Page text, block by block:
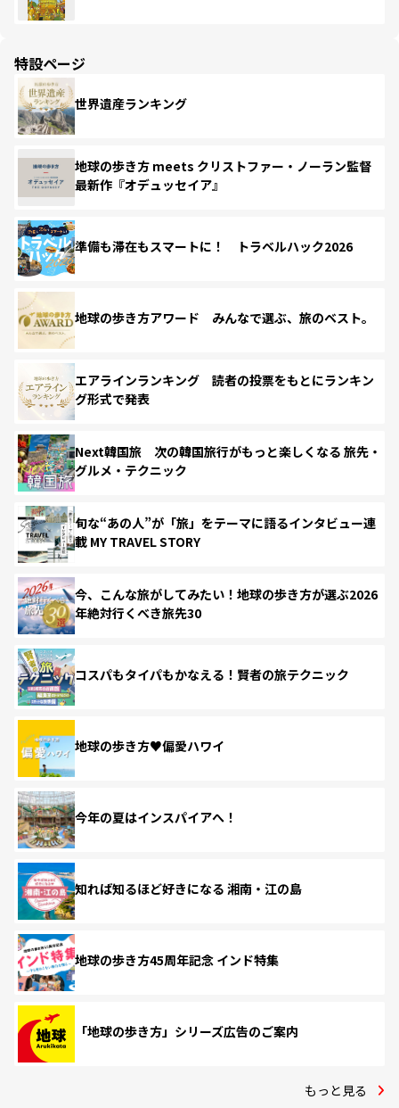
特設ページ
世界遺産ランキング
地球の歩き方 meets クリストファー・ノーラン監督
最新作『オデュッセイア』
準備も滞在もスマートに！ トラベルハック2026
地球の歩き方アワード みんなで選ぶ、旅のベスト。
エアラインランキング 読者の投票をもとにランキン
グ形式で発表
Next韓国旅 次の韓国旅行がもっと楽しくなる 旅先・
グルメ・テクニック
旬な“あの人”が「旅」をテーマに語るインタビュー連
載 MY TRAVEL STORY
今、こんな旅がしてみたい！地球の歩き方が選ぶ2026
年絶対行くべき旅先30
コスパもタイパもかなえる！賢者の旅テクニック
地球の歩き方♥偏愛ハワイ
今年の夏はインスパイアへ！
知れば知るほど好きになる 湘南・江の島
地球の歩き方45周年記念 インド特集
「地球の歩き方」シリーズ広告のご案内
もっと見る